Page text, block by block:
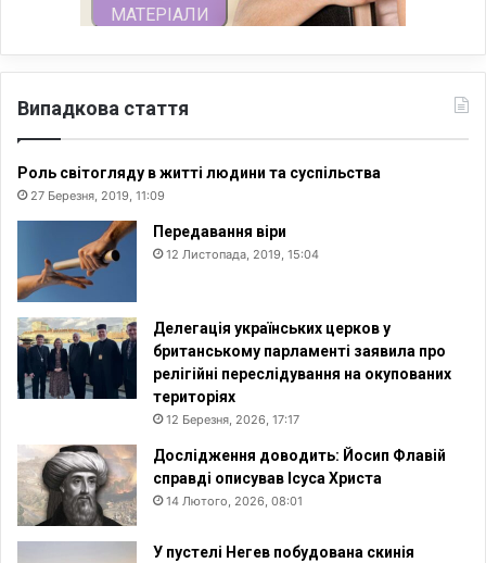
Випадкова стаття
Роль світогляду в житті людини та суспільства
27 Березня, 2019, 11:09
Передавання віри
12 Листопада, 2019, 15:04
Делегація українських церков у
британському парламенті заявила про
релігійні переслідування на окупованих
територіях
12 Березня, 2026, 17:17
Дослідження доводить: Йосип Флавій
справді описував Ісуса Христа
14 Лютого, 2026, 08:01
У пустелі Негев побудована скинія